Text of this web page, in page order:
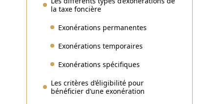
la taxe foncière
Exonérations permanentes
Exonérations temporaires
Exonérations spécifiques
Les critères d’éligibilité pour
bénéficier d’une exonération